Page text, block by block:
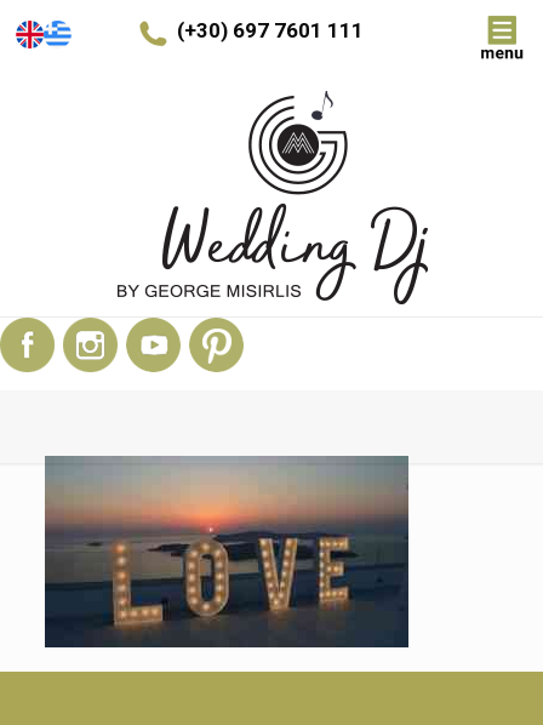
(+30) 697 7601 111